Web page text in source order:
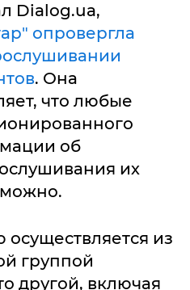
Dialog.ua,
опровергла
. Она
что любые
об
их
из
группой
другой, включая